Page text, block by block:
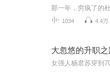
1034 4.4万
大忽悠的升职之